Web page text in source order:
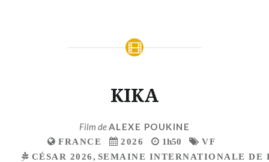
KIKA
Film deALEXE POUKINE
FRANCE 2026 1h50
VF
CÉSAR 2026 , SEMAINE INTERNATIONALE DE